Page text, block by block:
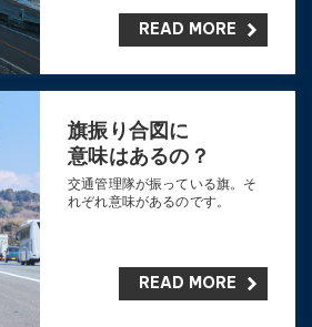
READ MORE
旗振り合図に
意味はあるの？
交通管理隊が振っている旗。 そ
れぞれ意味があるのです。
READ MORE